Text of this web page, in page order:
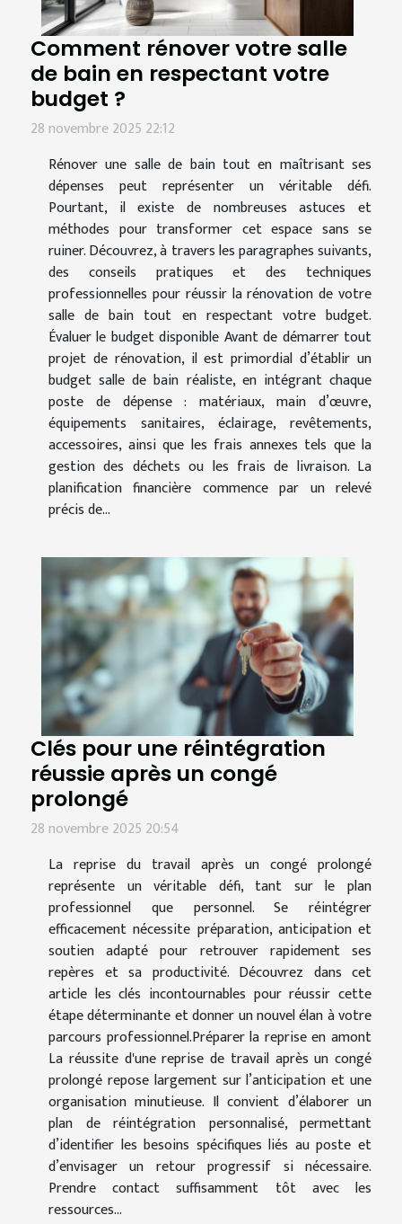
Comment rénover votre salle
de bain en respectant votre
budget ?
28 novembre 2025 22:12
Rénover une salle de bain tout en maîtrisant ses
dépenses peut représenter un véritable défi.
Pourtant, il existe de nombreuses astuces et
méthodes pour transformer cet espace sans se
ruiner. Découvrez, à travers les paragraphes suivants,
des conseils pratiques et des techniques
professionnelles pour réussir la rénovation de votre
salle de bain tout en respectant votre budget.
Évaluer le budget disponible Avant de démarrer tout
projet de rénovation, il est primordial d’établir un
budget salle de bain réaliste, en intégrant chaque
poste de dépense : matériaux, main d’œuvre,
équipements sanitaires, éclairage, revêtements,
accessoires, ainsi que les frais annexes tels que la
gestion des déchets ou les frais de livraison. La
planification financière commence par un relevé
précis de...
Clés pour une réintégration
réussie après un congé
prolongé
28 novembre 2025 20:54
La reprise du travail après un congé prolongé
représente un véritable défi, tant sur le plan
professionnel que personnel. Se réintégrer
efficacement nécessite préparation, anticipation et
soutien adapté pour retrouver rapidement ses
repères et sa productivité. Découvrez dans cet
article les clés incontournables pour réussir cette
étape déterminante et donner un nouvel élan à votre
parcours professionnel.Préparer la reprise en amont
La réussite d'une reprise de travail après un congé
prolongé repose largement sur l’anticipation et une
organisation minutieuse. Il convient d’élaborer un
plan de réintégration personnalisé, permettant
d’identifier les besoins spécifiques liés au poste et
d’envisager un retour progressif si nécessaire.
Prendre contact suffisamment tôt avec les
ressources...